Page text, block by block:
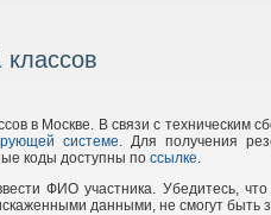
в Москве. В связи с техническим
системе. Для получения
коды доступны по ссылке.
ФИО участника. Убедитесь, что
данными, не смогут быть